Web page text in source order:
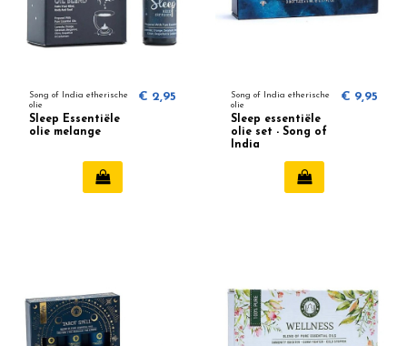
Song of India etherische
olie
Sleep Essentiële
olie melange
€ 2,95
Song of India etherische
olie
Sleep essentiële
olie set - Song of
India
€ 9,95